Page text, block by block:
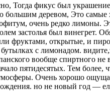
Тогда фикус был
большим деревом, Это
очень редко лимоны.
застолья был винегрет.
фруктами, открытые, и
с лимонадом.
вообще спиртного
пятидесятых. Тем
Очень хорошо
но не новый год —